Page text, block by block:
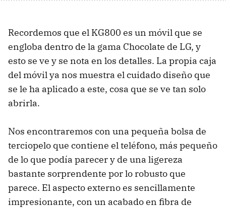
Recordemos que el KG800 es un móvil que se
engloba dentro de la gama Chocolate de LG, y
esto se ve y se nota en los detalles. La propia caja
del móvil ya nos muestra el cuidado diseño que
se le ha aplicado a este, cosa que se ve tan solo
abrirla.
Nos encontraremos con una pequeña bolsa de
terciopelo que contiene el teléfono, más pequeño
de lo que podía parecer y de una ligereza
bastante sorprendente por lo robusto que
parece. El aspecto externo es sencillamente
impresionante, con un acabado en fibra de